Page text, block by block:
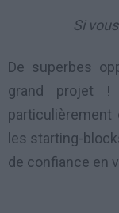
Si
De superbes
grand projet !
les starting-
de confiance en